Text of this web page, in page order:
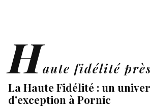
Haute fidélité
La Haute Fidélité : un
d'exception à Pornic